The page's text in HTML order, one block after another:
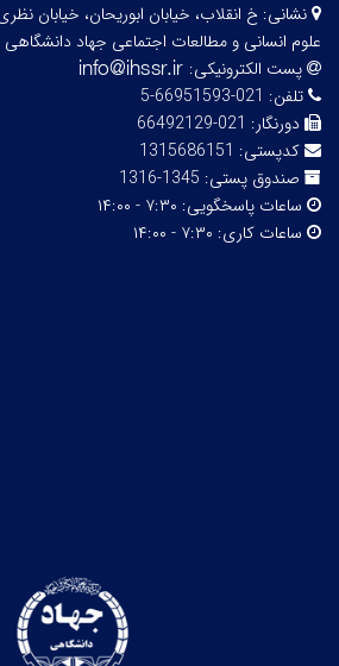
نشانی:
علوم انسانی و مطالعات اجتماعی جهاد دانشگاهی
پست الکترونیکی:
تلفن: 021-66951593-5
دورنگار: 021-66492129
کدپستی: 1315686151
صندوق پستی: 1345-1316
ساعات پاسخگویی: ۷:۳۰ - ۱۴:۰۰
ساعات کاری: ۷:۳۰ - ۱۴:۰۰